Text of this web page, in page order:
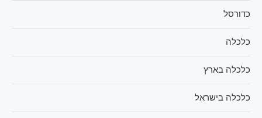
כדורסל
כלכלה
כלכלה בארץ
כלכלה בישראל